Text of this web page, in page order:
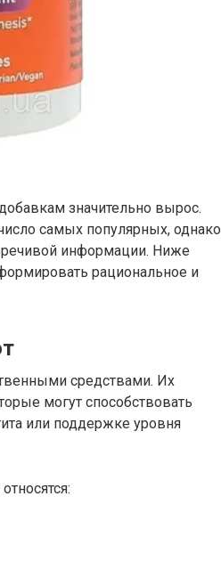
значительно вырос.
самых популярных, однако
информации. Ниже
рациональное и
средствами. Их
могут способствовать
или поддержке уровня